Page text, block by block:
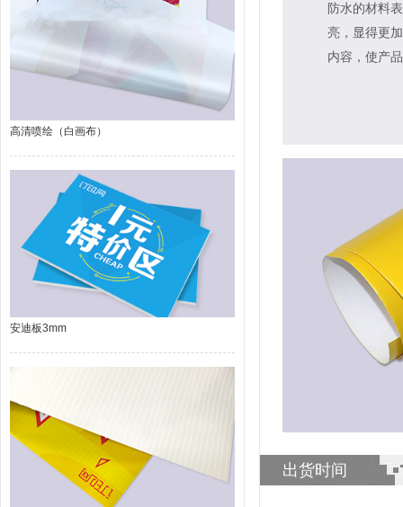
高清喷绘（白画布）
安迪板3mm
防水的材料
亮，显得更
内容，使产
出货时间